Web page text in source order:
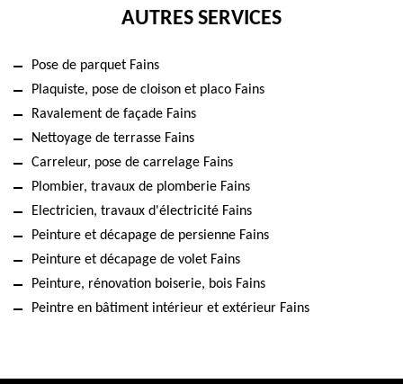
AUTRES SERVICES
Pose de parquet Fains
Plaquiste, pose de cloison et placo Fains
Ravalement de façade Fains
Nettoyage de terrasse Fains
Carreleur, pose de carrelage Fains
Plombier, travaux de plomberie Fains
Electricien, travaux d'électricité Fains
Peinture et décapage de persienne Fains
Peinture et décapage de volet Fains
Peinture, rénovation boiserie, bois Fains
Peintre en bâtiment intérieur et extérieur Fains